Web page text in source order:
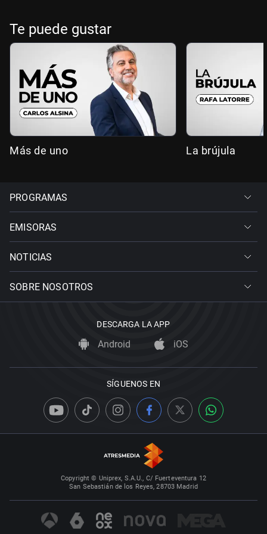
Te puede gustar
Más de uno La brújula
PROGRAMAS
EMISORAS
NOTICIAS
SOBRE NOSOTROS
DESCARGA LA APP
Android iOS
SÍGUENOS EN
Copyright © Uniprex, S.A.U., C/ Fuerteventura 12
San Sebastián de los Reyes, 28703 Madrid